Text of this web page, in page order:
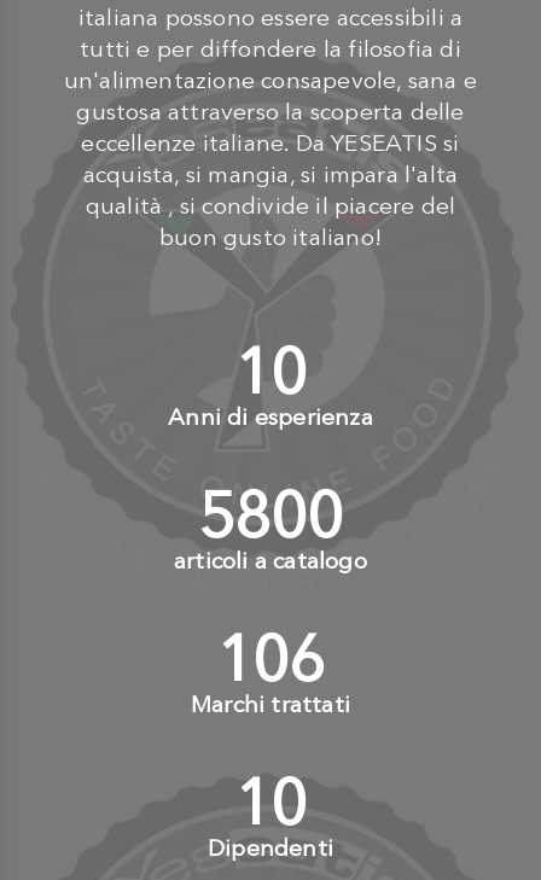
italiana possono essere accessibili a
tutti e per diffondere la filosofia di
un'alimentazione consapevole, sana e
gustosa attraverso la scoperta delle
eccellenze italiane. Da YESEATIS si
acquista, si mangia, si impara l'alta
qualità , si condivide il piacere del
buon gusto italiano!
10+
Anni di esperienza
6000+
articoli a catalogo
110+
Marchi trattati
10+
Dipendenti